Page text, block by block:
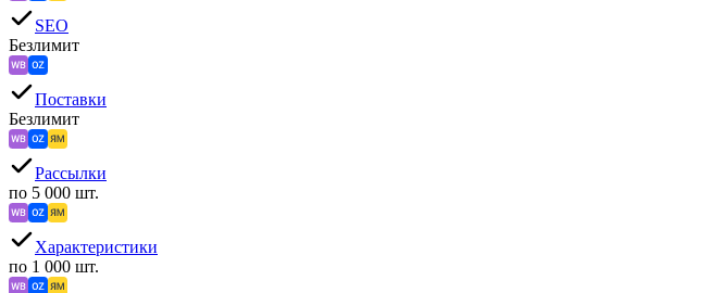
SEO
Безлимит
Поставки
Безлимит
Рассылки
по 5 000 шт.
Характеристики
по 1 000 шт.